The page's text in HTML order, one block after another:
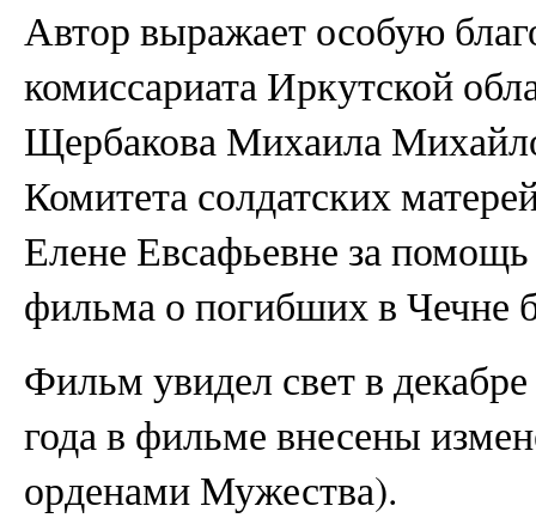
Автор выражает особую
комиссариата Иркутской
Щербакова Михаила
Комитета солдатских
Елене Евсафьевне за
фильма о погибших в Чечне
Фильм увидел свет в
года в фильме внесены
орденами Мужества).